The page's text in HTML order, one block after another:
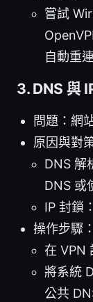
嘗試
自動重
3. DNS 與
問題：網
原因與對
DNS 解
DNS 或
IP 封鎖
操作步驟：
在 VPN
將系統
公共